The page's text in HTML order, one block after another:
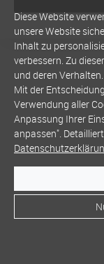
Diese Website
unsere Website
Inhalt zu
verbessern. Zu
und deren Verhalten.
Mit der
Verwendung aller
Anpassung Ihrer
anpassen".